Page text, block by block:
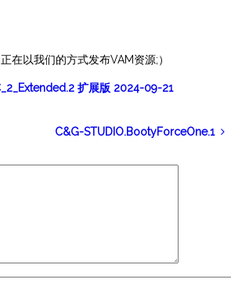
在以我们的方式发布VAM资源;）
扩展版 2024-09-21
C&G-STUDIO.BootyForceOne.1